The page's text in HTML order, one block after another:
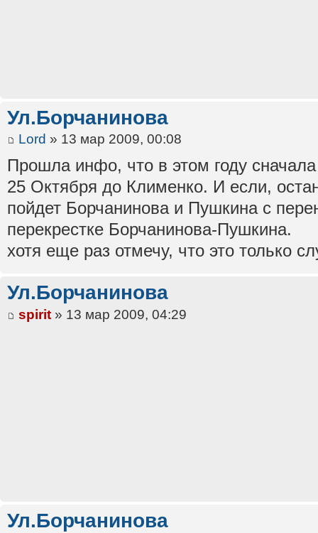
Ул.Борчанинова
Lord » 13 мар 2009, 00:08
Прошла инфо, что в этом году
25 Октября до Клименко. И если,
пойдет Борчанинова и Пушкина с
перекрестке Борчанинова-Пушкина.
хотя еще раз отмечу, что это только
Ул.Борчанинова
spirit » 13 мар 2009, 04:29
Ул.Борчанинова